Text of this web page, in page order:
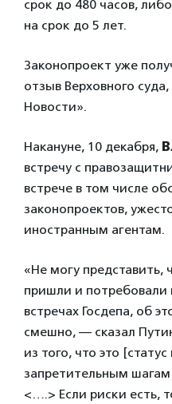
срок до 480 часов,
на срок до 5 лет.
Законопроект уже
отзыв Верховного суда,
Новости».
Накануне, 10 декабря,
встречу с
встрече в том числе
законопроектов,
иностранным агентам.
«Не могу
пришли и потребовали
встречах Госдепа, об
смешно, — сказал
из того, что это
запретительным шагам
<….> Если риски есть,